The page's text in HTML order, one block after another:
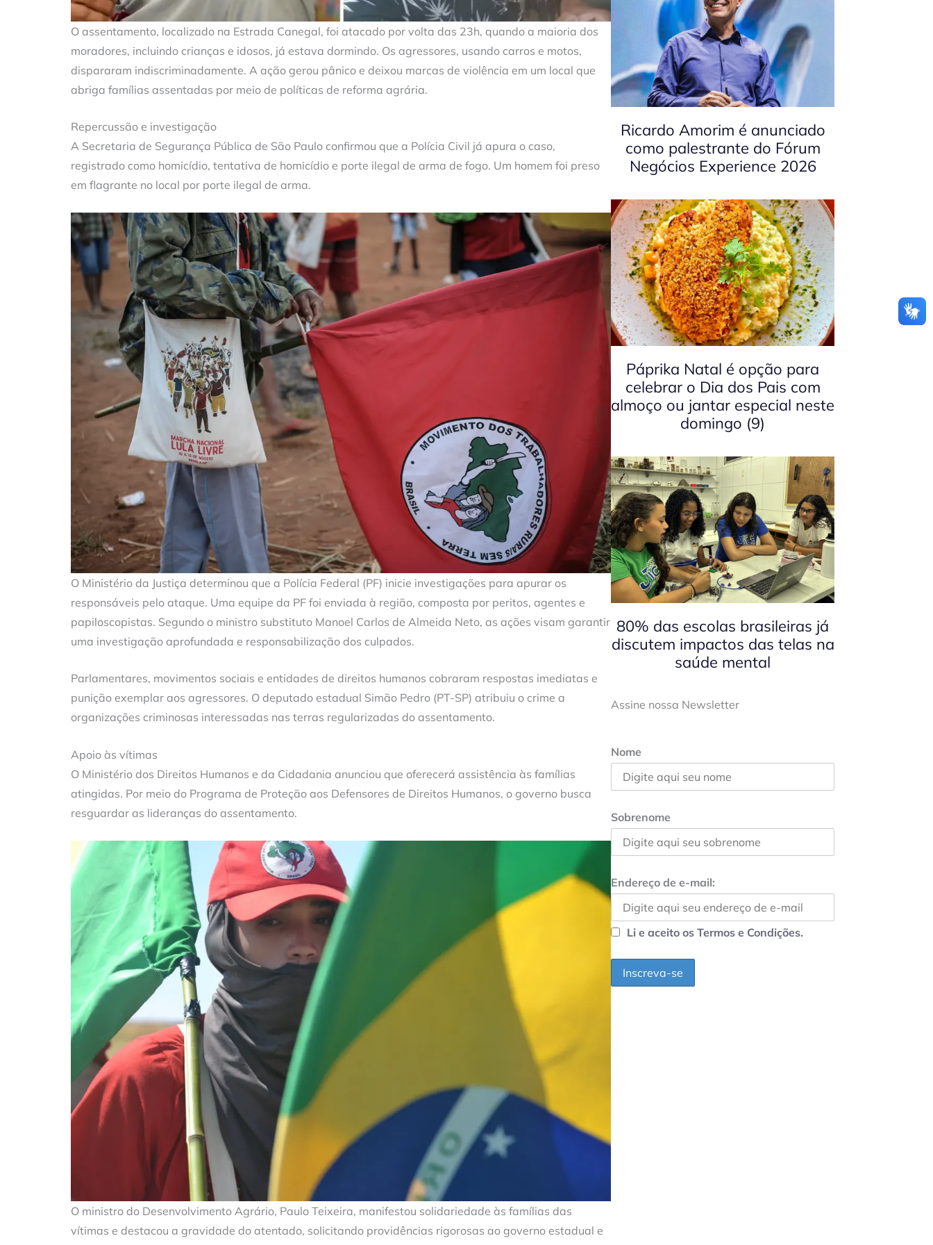
O assentamento, localizado na Estrada Canegal, foi atacado por volta das 23h, quando a maioria dos
moradores, incluindo crianças e idosos, já estava dormindo. Os agressores, usando carros e motos,
dispararam indiscriminadamente. A ação gerou pânico e deixou marcas de violência em um local que
abriga famílias assentadas por meio de políticas de reforma agrária.
Repercussão e investigação
A Secretaria de Segurança Pública de São Paulo confirmou que a Polícia Civil já apura o caso,
registrado como homicídio, tentativa de homicídio e porte ilegal de arma de fogo. Um homem foi preso
em flagrante no local por porte ilegal de arma.
O Ministério da Justiça determinou que a Polícia Federal (PF) inicie investigações para apurar os
responsáveis pelo ataque. Uma equipe da PF foi enviada à região, composta por peritos, agentes e
papiloscopistas. Segundo o ministro substituto Manoel Carlos de Almeida Neto, as ações visam garantir
uma investigação aprofundada e responsabilização dos culpados.
Parlamentares, movimentos sociais e entidades de direitos humanos cobraram respostas imediatas e
punição exemplar aos agressores. O deputado estadual Simão Pedro (PT-SP) atribuiu o crime a
organizações criminosas interessadas nas terras regularizadas do assentamento.
Apoio às vítimas
O Ministério dos Direitos Humanos e da Cidadania anunciou que oferecerá assistência às famílias
atingidas. Por meio do Programa de Proteção aos Defensores de Direitos Humanos, o governo busca
resguardar as lideranças do assentamento.
O ministro do Desenvolvimento Agrário, Paulo Teixeira, manifestou solidariedade às famílias das
vítimas e destacou a gravidade do atentado, solicitando providências rigorosas ao governo estadual e
Ricardo Amorim é anunciado
como palestrante do Fórum
Negócios Experience 2026
Páprika Natal é opção para
celebrar o Dia dos Pais com
almoço ou jantar especial neste
domingo (9)
80% das escolas brasileiras já
discutem impactos das telas na
saúde mental
Assine nossa Newsletter
Nome
Sobrenome
Endereço de e-mail:
Li e aceito os Termos e Condições.